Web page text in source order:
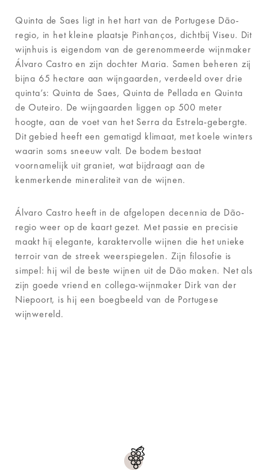
Quinta de Saes ligt in het hart van de Portugese Dão-
regio, in het kleine plaatsje Pinhanços, dichtbij Viseu. Dit
wijnhuis is eigendom van de gerenommeerde wijnmaker
Álvaro Castro en zijn dochter Maria. Samen beheren zij
bijna 65 hectare aan wijngaarden, verdeeld over drie
quinta’s: Quinta de Saes, Quinta de Pellada en Quinta
de Outeiro. De wijngaarden liggen op 500 meter
hoogte, aan de voet van het Serra da Estrela-gebergte.
Dit gebied heeft een gematigd klimaat, met koele winters
waarin soms sneeuw valt. De bodem bestaat
voornamelijk uit graniet, wat bijdraagt aan de
kenmerkende mineraliteit van de wijnen.
Álvaro Castro heeft in de afgelopen decennia de Dão-
regio weer op de kaart gezet. Met passie en precisie
maakt hij elegante, karaktervolle wijnen die het unieke
terroir van de streek weerspiegelen. Zijn filosofie is
simpel: hij wil de beste wijnen uit de Dão maken. Net als
zijn goede vriend en collega-wijnmaker Dirk van der
Niepoort, is hij een boegbeeld van de Portugese
wijnwereld.